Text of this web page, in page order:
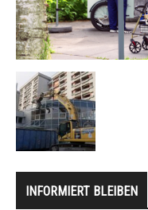
INFORMIERT BLEIBEN